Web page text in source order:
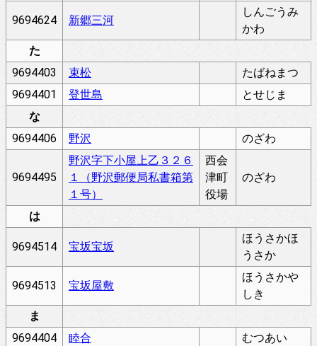
9694624 新郷三河
しんごうみ
かわ
た
9694403
束松
たばねまつ
9694401
登世島
とせじま
な
9694406
野沢 のざわ
9694495
野沢字下小屋上乙３２６
１（野沢郵便局私書箱第
１号）
西会
津町
役場
のざわ
は
9694514 宝坂宝坂
ほうさかほ
うさか
9694513 宝坂屋敷
ほうさかや
しき
ま
9694404
睦合
むつあい